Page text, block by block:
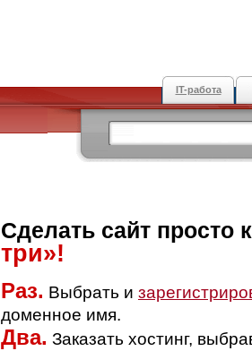
IT-работа
Сделать сайт просто
три»!
Раз. Выбрать и
доменное имя.
Два. Заказать хостинг,